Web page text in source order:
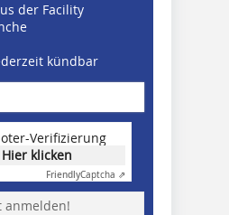
der Facility
kündbar
Verifizierung
Hier klicken
FriendlyCaptcha ⇗
anmelden!